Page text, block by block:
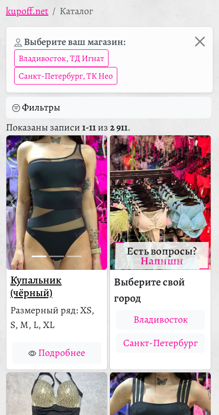
kupoff.net Каталог
Выберите ваш магазин:
Владивосток, ТД Игнат
Санкт-Петербург, ТК Нео
Фильтры
Показаны записи1-11из2 911.
Есть вопросы?
Напиши
Выберите свой
город
Владивосток
Санкт-Петербург
Купальник
(чёрный)
Размерный ряд: XS,
S, M, L, XL
Подробнее